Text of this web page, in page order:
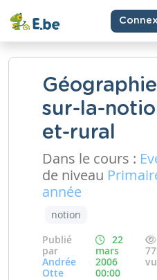
sur-la-
et-rural
Dans le cours :
de niveau
année
notion
Publié
par
Andrée
Otte
22
mars
2006
00:00